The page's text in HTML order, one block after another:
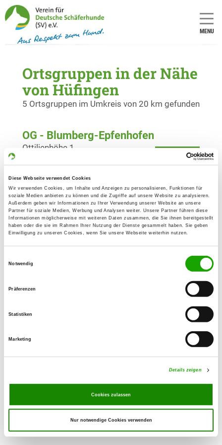
Diese Webseite verwendet Cookies
Wir verwenden Cookies, um Inhalte und Anzeigen zu personalisieren, Funktionen für
soziale Medien anbieten zu können und die Zugriffe auf unsere Website zu analysieren.
Außerdem geben wir Informationen zu Ihrer Verwendung unserer Website an unsere
Partner für soziale Medien, Werbung und Analysen weiter. Unsere Partner führen diese
Informationen möglicherweise mit weiteren Daten zusammen, die Sie ihnen bereitgestellt
haben oder die sie im Rahmen Ihrer Nutzung der Dienste gesammelt haben. Sie geben
Einwilligung zu unseren Cookies, wenn Sie unsere Webseite weiterhin nutzen.
Notwendig
Präferenzen
Statistiken
Marketing
Details zeigen
Cookies zulassen
Nur notwendige Cookies verwenden
MENU
Ortsgruppen in der Nähe
von Hüfingen
5 Ortsgruppen im Umkreis von 20 km gefunden
OG - Blumberg-Epfenhofen
Details
Ottilienhöhe 1
OG - Bonndorf e.V.
Details
Am Lindenbuck 16
79848 Bonndorf
OG - Donaueschingen
Details
Im Sickenbühl
Details
Bücken 1
OG - Villingen/Schwarzwald
78050 Villingen-Schwenningen